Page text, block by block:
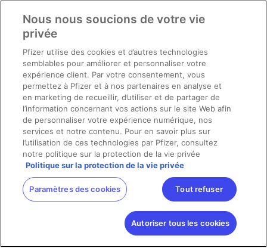
Avez-vous reçu le plus récent vaccin
contre la COVID-19?
Cliquez ici pour prendre rendez-vous :
Nous nous soucions de votre vie
privée
Pfizer utilise des cookies et d’autres technologies
semblables pour améliorer et personnaliser votre
expérience client. Par votre consentement, vous
permettez à Pfizer et à nos partenaires en analyse et
en marketing de recueillir, d’utiliser et de partager de
l’information concernant vos actions sur le site Web afin
de personnaliser votre expérience numérique, nos
services et notre contenu. Pour en savoir plus sur
l’utilisation de ces technologies par Pfizer, consultez
notre politique sur la protection de la vie privée
Politique sur la protection de la vie privée
Paramètres des cookies Tout refuser
Autoriser tous les cookies